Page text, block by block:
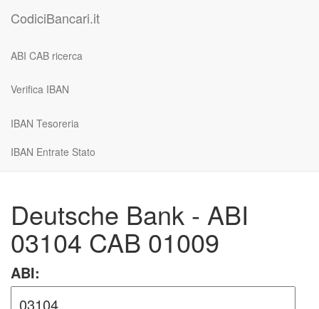
CodiciBancari.it
ABI CAB ricerca
Verifica IBAN
IBAN Tesoreria
IBAN Entrate Stato
Deutsche Bank - ABI
03104 CAB 01009
ABI: